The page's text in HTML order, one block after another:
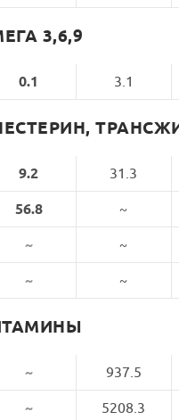
3,6,9
0.1 3.1
9.2 31.3
56.8 ~
~ ~
~ ~
~ 937.5
~ 5208.3